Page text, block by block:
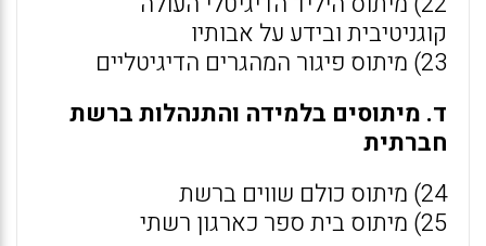
קוגניטיבית ובידע על אבותיו
23) מיתוס פיגור המהגרים הדיגיטליים
ד. מיתוסים בלמידה והתנהלות ברשת
חברתית
24) מיתוס כולם שווים ברשת
25) מיתוס בית ספר כארגון רשתי